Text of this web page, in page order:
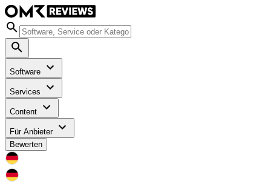
Software
Services
Content
Für Anbieter
Bewerten